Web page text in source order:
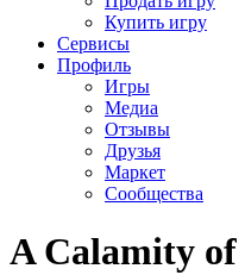
Купить игру
Сервисы
Профиль
Игры
Медиа
Отзывы
Друзья
Маркет
Сообщества
A Calamity of